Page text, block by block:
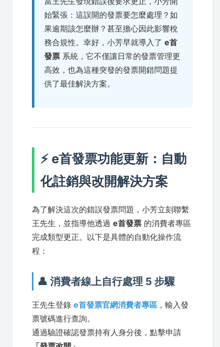
始緊張：這誤開的發票要怎麼處理？如
果逾期該怎麼辦？甚至擔心因此影響稅
務合規性。幸好，小芳早就導入了 e首
發票 系統，它不僅讓日常的發票管理更
高效，也為這種突發的發票開錯問題提
供了最佳解決方案。
⚡ e首發票功能更新：自動
化註銷與改開解決方案
為了解決這次的錯誤發票問題，小芳立刻聯繫
王先生，並指導他透過 e首發票 的消費者專區
完成類型更正。以下是具體的自動化操作流
程：
👤 消費者線上自行處理 5 步驟
王先生登錄 e首發票官網消費者專區 ，輸入發
票號碼進行查詢。
通過驗證確認發票持有人身分後，點擊申請